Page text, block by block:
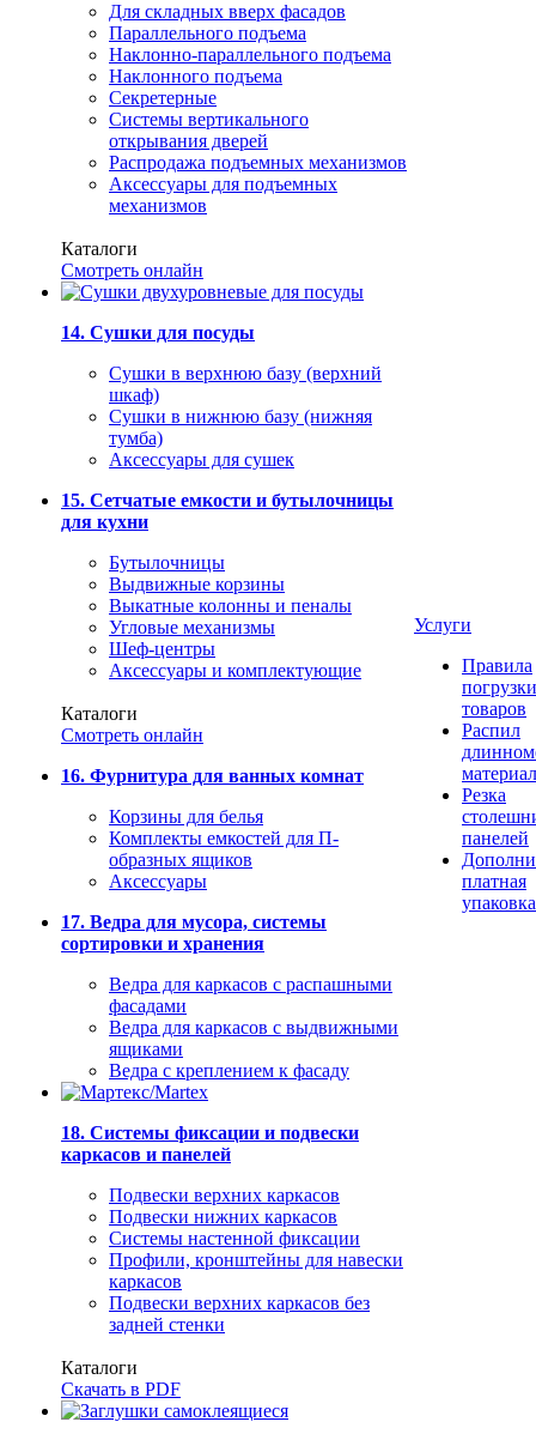
Для складных вверх фасадов
Параллельного подъема
Наклонно-параллельного подъема
Наклонного подъема
Секретерные
Системы вертикального
открывания дверей
Распродажа подъемных механизмов
Аксессуары для подъемных
механизмов
Каталоги
Смотреть онлайн
14. Сушки для посуды
Сушки в верхнюю базу (верхний
шкаф)
Сушки в нижнюю базу (нижняя
тумба)
Аксессуары для сушек
15. Сетчатые емкости и бутылочницы
для кухни
Бутылочницы
Выдвижные корзины
Выкатные колонны и пеналы
Угловые механизмы
Шеф-центры
Аксессуары и комплектующие
Каталоги
Смотреть онлайн
16. Фурнитура для ванных комнат
Корзины для белья
Комплекты емкостей для П-
образных ящиков
Аксессуары
17. Ведра для мусора, системы
сортировки и хранения
Ведра для каркасов с распашными
фасадами
Ведра для каркасов с выдвижными
ящиками
Ведра с креплением к фасаду
18. Системы фиксации и подвески
каркасов и панелей
Подвески верхних каркасов
Подвески нижних каркасов
Системы настенной фиксации
Профили, кронштейны для навески
каркасов
Подвески верхних каркасов без
задней стенки
Каталоги
Скачать в PDF
Услуги
Правила
погрузки
товаров
Распил
Резка
панелей
платная
упаковка